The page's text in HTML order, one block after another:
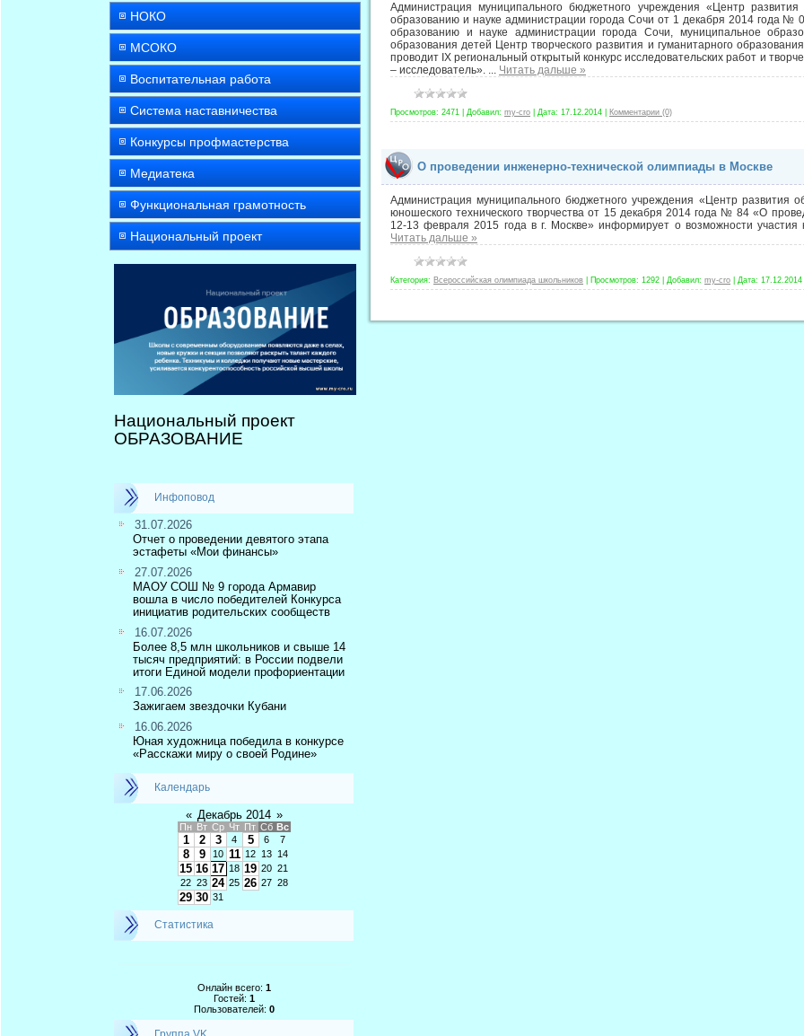
НОКО
МСОКО
Воспитательная работа
Система наставничества
Конкурсы профмастерства
Медиатека
Функциональная грамотность
Национальный проект
Национальный проект
ОБРАЗОВАНИЕ
Инфоповод
31.07.2026
Отчет о проведении девятого этапа
эстафеты «Мои финансы»
27.07.2026
МАОУ СОШ № 9 города Армавир
вошла в число победителей Конкурса
инициатив родительских сообществ
16.07.2026
Более 8,5 млн школьников и свыше 14
тысяч предприятий: в России подвели
итоги Единой модели профориентации
17.06.2026
Зажигаем звездочки Кубани
16.06.2026
Юная художница победила в конкурсе
«Расскажи миру о своей Родине»
Календарь
« Декабрь 2014 »
Пн Вт Ср Чт Пт Сб Вс
1 2 3 4 5 6 7
8 9 10 11 12 13 14
15 16 17 18 19 20 21
22 23 24 25 26 27 28
29 30 31
Статистика
Онлайн всего: 1
Гостей: 1
Пользователей: 0
Администрация муниципального бюджетного учреждения «Центр
образованию и науке администрации города Сочи от 1 декабря 2014 года
образованию и науке администрации города Сочи, муниципальное
образования детей Центр творческого развития и гуманитарного
проводит IX региональный открытый конкурс исследовательских работ и
– исследователь». ... Читать дальше »
Просмотров: 2471 Добавил: my-cro Дата: 17.12.2014 Комментарии (0)
О проведении инженерно-технической олимпиады в Москве
Администрация муниципального бюджетного учреждения «Центр развития
юношеского технического творчества от 15 декабря 2014 года № 84 «О
12-13 февраля 2015 года в г. Москве» информирует о возможности участия
Читать дальше »
Категория: Всероссийская олимпиада школьников Просмотров: 1292 Добавил: my-cro Дата: 17.12.2014